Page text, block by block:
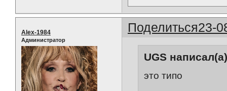
Поделиться23-
Alex-1984
Администратор
UGS
это типо